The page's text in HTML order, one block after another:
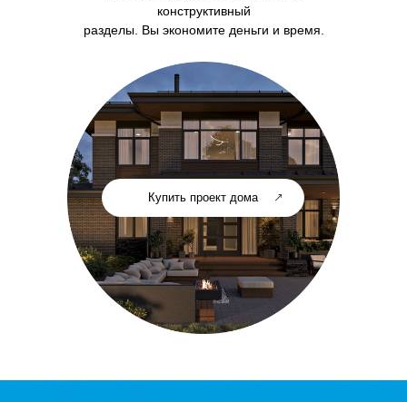
Купить проект дома
конструктивный
разделы. Вы экономите деньги и время.